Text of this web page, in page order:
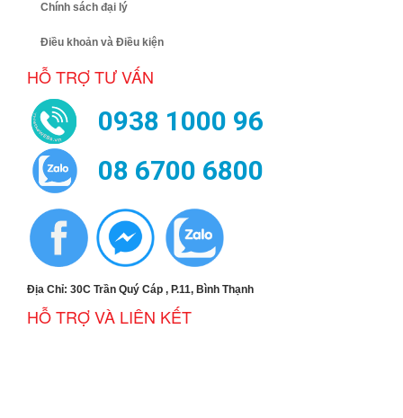
Chính sách đại lý
Điều khoản và Điều kiện
HỖ TRỢ TƯ VẤN
0938 1000 96
08 6700 6800
Địa Chỉ: 30C Trần Quý Cáp , P.11, Bình Thạnh
HỖ TRỢ VÀ LIÊN KẾT